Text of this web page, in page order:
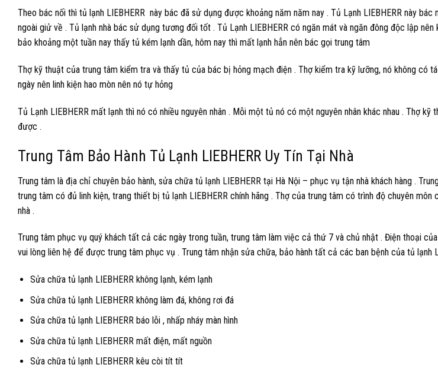
Theo bác nối thì tủ lạnh LIEBHERR này bác đã sử dụng được khoảng năm năm nay . Tủ Lạnh LIEBHERR này
ngoài giử về . Tủ lạnh nhà bác sử dụng tương đối tốt . Tủ Lạnh LIEBHERR có ngăn mát và ngăn đông độc lập
bảo khoảng một tuần nay thấy tủ kém lạnh dần, hôm nay thì mất lạnh hẳn nên bác gọi trung tâm
Thợ kỹ thuật của trung tâm kiểm tra và thấy tủ của bác bị hỏng mạch điện . Thợ kiểm tra kỹ lưỡng, nó không có
ngày nên linh kiện hao mòn nên nó tự hỏng
Tủ Lạnh LIEBHERR mất lạnh thì nó có nhiều nguyên nhân . Mỗi một tủ nó có một nguyên nhân khác nhau . Thợ
được .
Trung Tâm Bảo Hành Tủ Lạnh LIEBHERR Uy Tín Tại Nhà
Trung tâm là địa chỉ chuyên bảo hành, sửa chữa tủ lạnh LIEBHERR tại Hà Nội – phục vụ tận nhà khách hàng .
trung tâm có đủ linh kiện, trang thiết bị tủ lạnh LIEBHERR chính hãng . Thợ của trung tâm có trình độ chuyên môn
nhà .
Trung tâm phục vụ quý khách tất cả các ngày trong tuần, trung tâm làm việc cả thứ 7 và chủ nhật . Điện thoại
vui lòng liên hệ để được trung tâm phục vụ . Trung tâm nhận sửa chữa, bảo hành tất cả các ban bệnh của tủ lạnh
Sửa chữa tủ lạnh LIEBHERR không lạnh, kém lạnh
Sửa chữa tủ lạnh LIEBHERR không làm đá, không rơi đá
Sửa chữa tủ lạnh LIEBHERR báo lỗi , nhấp nháy màn hình
Sửa chữa tủ lạnh LIEBHERR mất điện, mất nguồn
Sửa chữa tủ lạnh LIEBHERR kêu còi tít tít